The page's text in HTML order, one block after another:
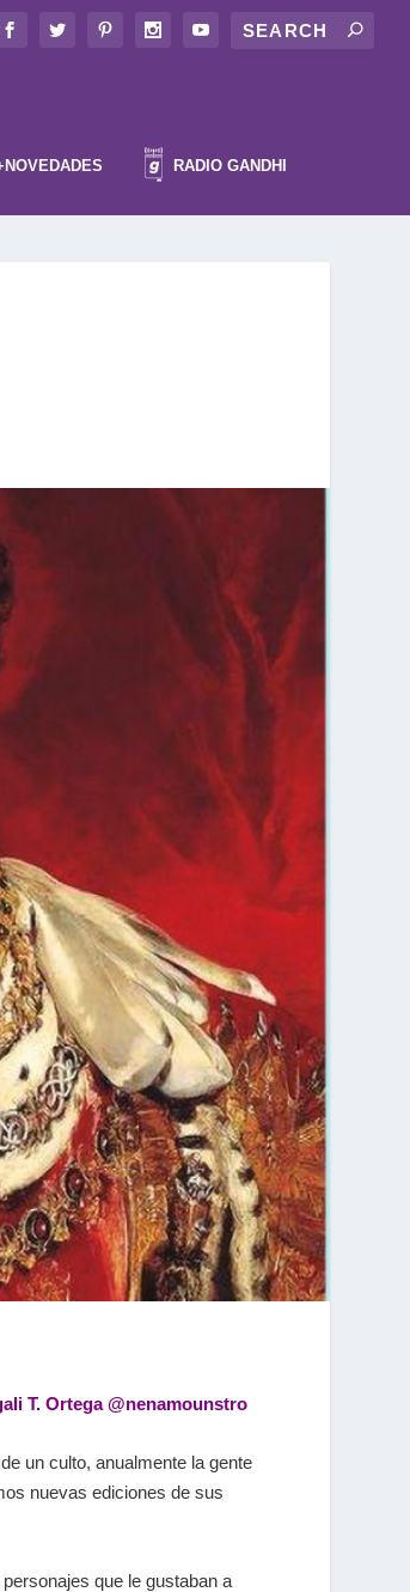
RADIO GANDHI
T. Ortega @nenamounstro
un culto, anualmente la gente
nuevas ediciones de sus
que le gustaban a